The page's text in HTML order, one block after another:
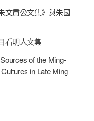
肅公文集》與朱國
明人文集
of the Ming-
in Late Ming